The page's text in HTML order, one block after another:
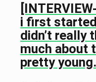
i first
didn’t really
much about
pretty